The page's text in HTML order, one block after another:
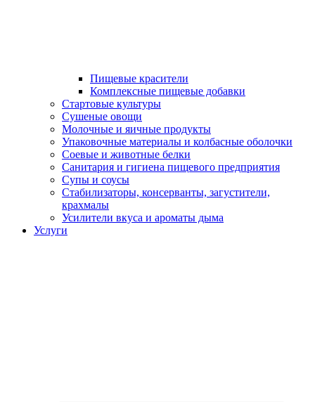
Пищевые красители
Комплексные пищевые добавки
Стартовые культуры
Сушеные овощи
Молочные и яичные продукты
Упаковочные материалы и колбасные оболочки
Соевые и животные белки
Санитария и гигиена пищевого предприятия
Супы и соусы
Стабилизаторы, консерванты, загустители,
крахмалы
Усилители вкуса и ароматы дыма
Услуги